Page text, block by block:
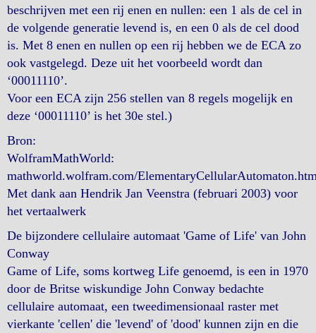
beschrijven met een rij enen en nullen: een 1 als de cel in
de volgende generatie levend is, en een 0 als de cel dood
is. Met 8 enen en nullen op een rij hebben we de ECA zo
ook vastgelegd. Deze uit het voorbeeld wordt dan
‘00011110’.
Voor een ECA zijn 256 stellen van 8 regels mogelijk en
deze ‘00011110’ is het 30e stel.)
Bron:
WolframMathWorld:
mathworld.wolfram.com/
Met dank aan Hendrik Jan Veenstra (februari 2003) voor
het vertaalwerk
De bijzondere cellulaire automaat 'Game of Life' van John
Conway
Game of Life, soms kortweg Life genoemd, is een in 1970
door de Britse wiskundige John Conway bedachte
cellulaire automaat, een tweedimensionaal raster met
vierkante 'cellen' die 'levend' of 'dood' kunnen zijn en die